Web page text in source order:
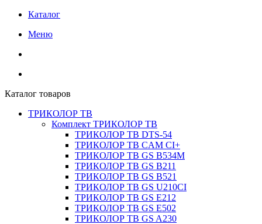
Каталог
Меню
Каталог товаров
ТРИКОЛОР ТВ
Комплект ТРИКОЛОР ТВ
ТРИКОЛОР ТВ DTS-54
ТРИКОЛОР ТВ CAM CI+
ТРИКОЛОР ТВ GS B534M
ТРИКОЛОР ТВ GS B211
ТРИКОЛОР ТВ GS B521
ТРИКОЛОР ТВ GS U210CI
ТРИКОЛОР ТВ GS E212
ТРИКОЛОР ТВ GS E502
ТРИКОЛОР ТВ GS A230